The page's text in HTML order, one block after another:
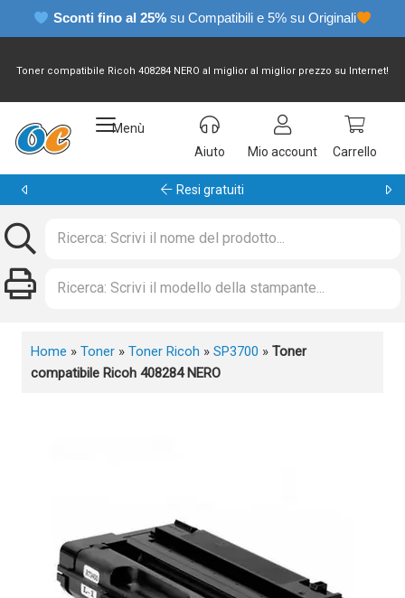
Sconti fino al 25% su Compatibili e 5% su Originali
Toner compatibile Ricoh 408284 NERO al miglior al miglior prezzo su Internet!
Menù
Aiuto
Mio account Carrello
Garanzia 24 mesi
Home » Toner » Toner Ricoh » SP3700 » Toner
compatibile Ricoh 408284 NERO